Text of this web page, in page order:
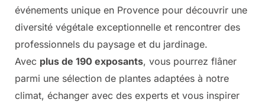
événements unique en Provence pour découvrir une
diversité végétale exceptionnelle et rencontrer des
professionnels du paysage et du jardinage.
Avec plus de 190 exposants, vous pourrez flâner
parmi une sélection de plantes adaptées à notre
climat, échanger avec des experts et vous inspirer